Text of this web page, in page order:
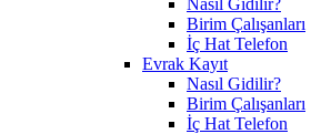
Birim Çalışanları
İç Hat Telefon
Evrak Kayıt
Nasıl Gidilir?
Birim Çalışanları
İç Hat Telefon